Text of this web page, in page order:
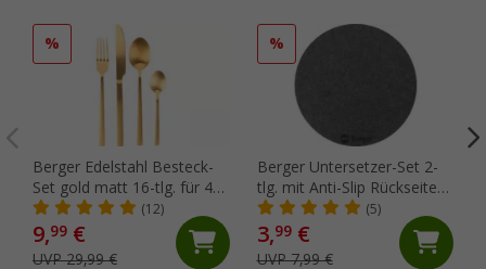
%
Berger Edelstahl Besteck-
Set gold matt 16-tlg. für 4
Personen
(12)
9,99 €
UVP 29,99 €
%
Berger Untersetzer-Set 2-
tlg. mit Anti-Slip Rückseite
rund
(5)
3,99€
UVP 7,99 €